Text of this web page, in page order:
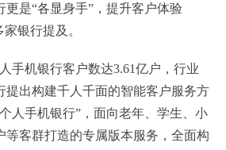
更是“各显身手”，提升客户体验
银行提及。
手机银行客户数达3.61亿户，行业
提出构建千人千面的智能客户服务方
人手机银行”，面向老年、学生、小
等客群打造的专属版本服务，全面构